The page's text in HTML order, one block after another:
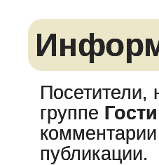
Посетители,
группе Гости
публикации.